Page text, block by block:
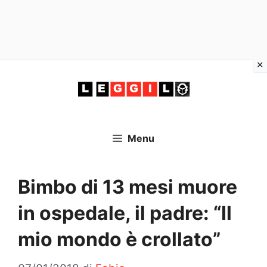
Menu
Bimbo di 13 mesi muore
in ospedale, il padre: “Il
mio mondo è crollato”